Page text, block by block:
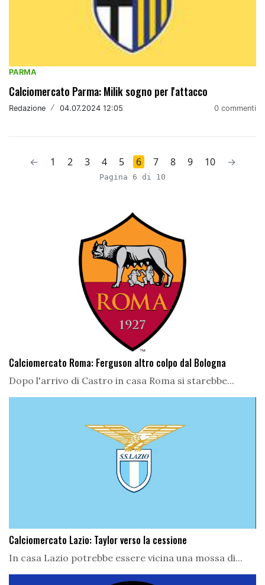
PARMA
Calciomercato Parma: Milik sogno per l'attacco
Redazione / 04.07.2024 12:05 0 commenti
← 1 2 3 4 5 6 7 8 9 10 →
Pagina 6 di 10
Calciomercato Roma: Ferguson altro colpo dal Bologna
Dopo l'arrivo di Castro in casa Roma si starebbe...
Calciomercato Lazio: Taylor verso la cessione
In casa Lazio potrebbe essere vicina una mossa di...